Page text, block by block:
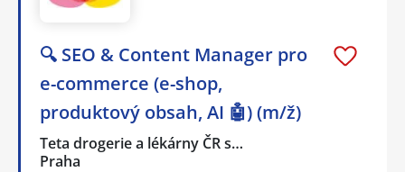
🔍 SEO & Content Manager pro
e-commerce (e-shop,
produktový obsah, AI 🤖) (m/ž)
Teta drogerie a lékárny ČR s…
Praha